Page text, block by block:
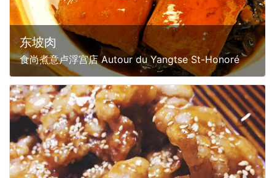
东坡肉
食尚煮意卢浮宫店 Autour du Yangtse St-Honoré